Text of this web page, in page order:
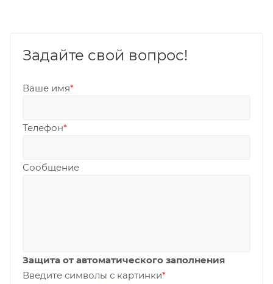
Задайте свой вопрос!
Ваше имя*
Телефон*
Сообщение
Защита от автоматического заполнения
Введите символы с картинки*